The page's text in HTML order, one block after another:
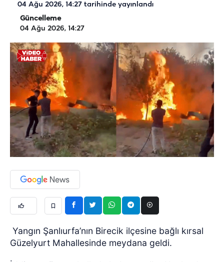
04 Ağu 2026, 14:27 tarihinde yayınlandı
Güncelleme
04 Ağu 2026, 14:27
Yangın Şanlıurfa’nın Birecik ilçesine bağlı kırsal
Güzelyurt Mahallesinde meydana geldi.